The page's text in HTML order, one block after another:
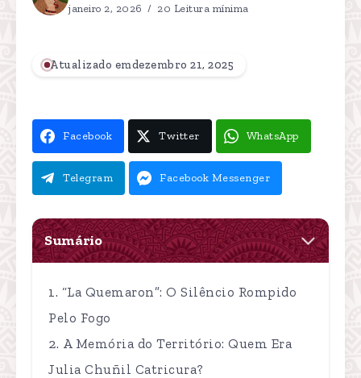
janeiro 2, 2026
20 Leitura mínima
Atualizado emdezembro 21, 2025
Facebook Twitter WhatsApp
Telegram Facebook Messenger
Sumário
“La Quemaron”: O Silêncio Rompido
Pelo Fogo
A Memória do Território: Quem Era
Julia Chuñil Catricura?